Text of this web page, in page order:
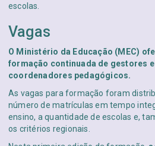
escolas.
Vagas
O Ministério da Educação (MEC)
formação continuada de gestores
coordenadores pedagógicos.
As vagas para formação foram
número de matrículas em tempo
ensino, a quantidade de escolas e,
os critérios regionais.